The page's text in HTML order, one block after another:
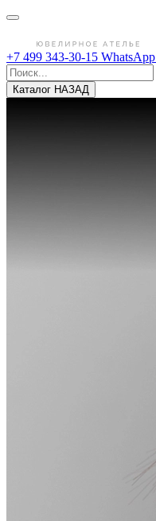
+7 499 343-30-15 WhatsApp
Каталог НАЗАД